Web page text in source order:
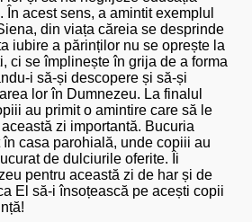
acest sens, a amintit exemplul
din viața căreia se desprinde
iubire a părinților nu se oprește la
ci se împlinește în grija de a forma
i să-și descopere și să-și
lor în Dumnezeu. La finalul
au primit o amintire care să le
zi importantă. Bucuria
casa parohială, unde copiii au
de dulciurile oferite. Îi
pentru această zi de har și de
El să-i însoțească pe acești copii